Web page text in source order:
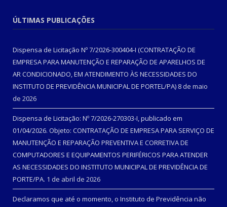
ÚLTIMAS PUBLICAÇÕES
Dispensa de Licitação Nº 7/2026-300404-I (CONTRATAÇÃO DE
EMPRESA PARA MANUTENÇÃO E REPARAÇÃO DE APARELHOS DE
AR CONDICIONADO, EM ATENDIMENTO ÀS NECESSIDADES DO
INSTITUTO DE PREVIDÊNCIA MUNICIPAL DE PORTEL/PA) 8 de maio
de 2026
Dispensa de Licitação: Nº 7/2026-270303-I, publicado em
01/04/2026. Objeto: CONTRATAÇÃO DE EMPRESA PARA SERVIÇO DE
MANUTENÇÃO E REPARAÇÃO PREVENTIVA E CORRETIVA DE
COMPUTADORES E EQUIPAMENTOS PERIFÉRICOS PARA ATENDER
AS NECESSIDADES DO INSTITUTO MUNICIPAL DE PREVIDÊNCIA DE
PORTE/PA. 1 de abril de 2026
Declaramos que até o momento, o Instituto de Previdência não